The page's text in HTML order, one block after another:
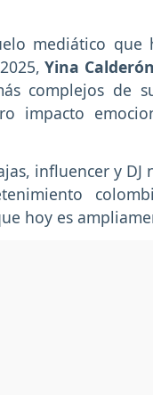
mediático
Yina Calderón
complejos de
impacto
influencer y
hoy es